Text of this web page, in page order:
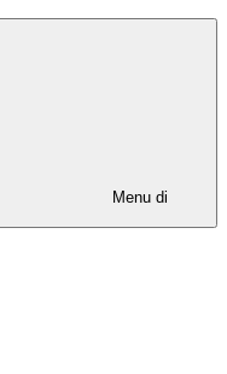
Menu di